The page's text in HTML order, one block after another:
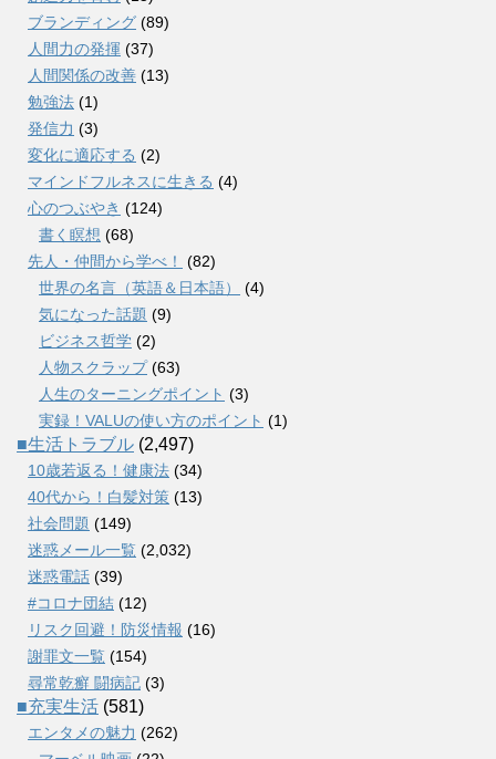
ブランディング (89)
人間力の発揮 (37)
人間関係の改善 (13)
勉強法 (1)
発信力 (3)
変化に適応する (2)
マインドフルネスに生きる (4)
心のつぶやき (124)
書く瞑想 (68)
先人・仲間から学べ！
(82)
世界の名言（英語＆日本語）
(4)
気になった話題 (9)
ビジネス哲学 (2)
人物スクラップ(63)
人生のターニングポイント (3)
実録！VALUの使い方のポイント (1)
■生活トラブル (2,497)
10歳若返る！健康法 (34)
40代から！白髪対策 (13)
社会問題 (149)
迷惑メール一覧 (2,032)
迷惑電話 (39)
#コロナ団結 (12)
リスク回避！防災情報 (16)
謝罪文一覧 (154)
尋常乾癬 闘病記 (3)
■充実生活 (581)
エンタメの魅力 (262)